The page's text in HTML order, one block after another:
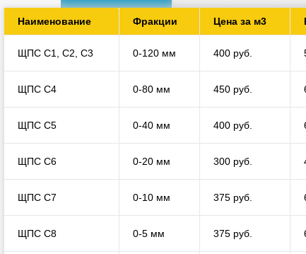
Наименование Фракции Цена за м3
ЩПС С1, С2, С3 0-120 мм 400 руб.
ЩПС С4 0-80 мм 450 руб.
ЩПС С5 0-40 мм 400 руб.
ЩПС С6 0-20 мм 300 руб.
ЩПС С7 0-10 мм 375 руб.
ЩПС С8 0-5 мм 375 руб.